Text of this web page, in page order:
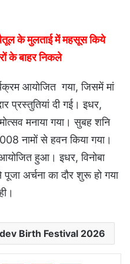
के मुलताई में महसूस किये
के बाहर निकले
आयोजित गया, जिसमें मां
प्रस्तुतियां दी गई। इधर,
मनाया गया। सुबह शनि
नामों से हवन किया गया।
हुआ। इधर, विनोबा
अर्चना का दौर शुरू हो गया
Birth Festival 2026